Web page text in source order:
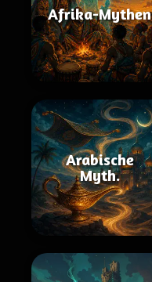
Afrika-Mythen
Arabische
Myth.